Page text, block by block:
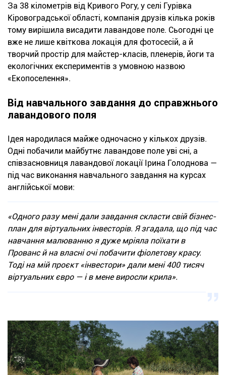
За 38 кілометрів від Кривого Рогу, у селі Гурівка
Кіровоградської області, компанія друзів кілька років
тому вирішила висадити лавандове поле. Сьогодні це
вже не лише квіткова локація для фотосесій, а й
творчий простір для майстер-класів, пленерів, йоги та
екологічних експериментів з умовною назвою
«Екопоселення».
Від навчального завдання до справжнього
лавандового поля
Ідея народилася майже одночасно у кількох друзів.
Одні побачили майбутнє лавандове поле уві сні, а
співзасновниця лавандової локації Ірина Голоднова —
під час виконання навчального завдання на курсах
англійської мови:
«Одного разу мені дали завдання скласти свій бізнес-
план для віртуальних інвесторів. Я згадала, що під час
навчання малюванню я дуже мріяла поїхати в
Прованс й на власні очі побачити фіолетову красу.
Тоді на мій проєкт «інвестори» дали мені 400 тисяч
віртуальних євро — і в мене виросли крила».